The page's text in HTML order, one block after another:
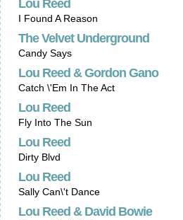
Lou Reed
I Found A Reason
The Velvet Underground
Candy Says
Lou Reed & Gordon Gano
Catch \'Em In The Act
Lou Reed
Fly Into The Sun
Lou Reed
Dirty Blvd
Lou Reed
Sally Can\'t Dance
Lou Reed & David Bowie